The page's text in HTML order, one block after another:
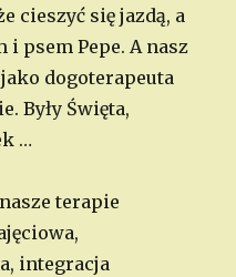
cieszyć się jazdą, a
i psem Pepe. A nasz
dogoterapeuta
Były Święta,
…
terapie
integracja